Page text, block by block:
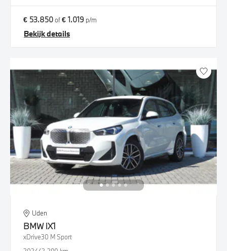
€ 53.850of€ 1.019 p/m
Bekijk details
Uden
BMW iX1
xDrive30 M Sport